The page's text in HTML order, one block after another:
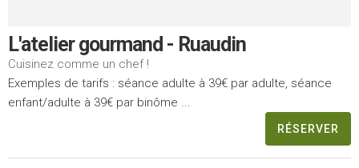
L'atelier gourmand - Ruaudin
Cuisinez comme un chef !
Exemples de tarifs : séance adulte à 39€ par adulte, séance
enfant/adulte à 39€ par binôme ...
RÉSERVER